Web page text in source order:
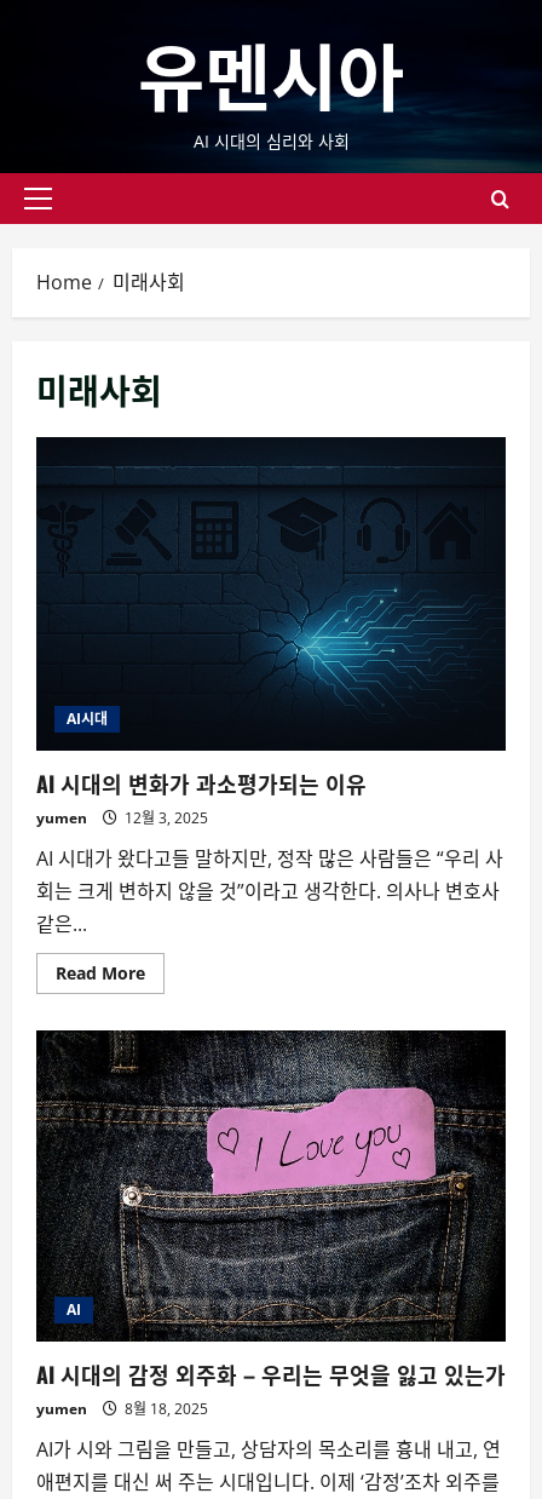
유멘시아
AI 시대의 심리와 사회
Primary
Home 미래사회
미래사회
AI시대
AI 시대의 변화가 과소평가되는 이유
yumen 12월 3, 2025
AI 시대가 왔다고들 말하지만, 정작 많은 사람들은 “우리 사
회는 크게 변하지 않을 것”이라고 생각한다. 의사나 변호사
같은...
Read MoreRead
more
시
의
변
화
가
과
소
평
가
되
는
이
유
AI
AI 시대의 감정 외주화 – 우리는 무엇을 잃고 있는가
yumen 8월 18, 2025
AI가 시와 그림을 만들고, 상담자의 목소리를 흉내 내고, 연
애편지를 대신 써 주는 시대입니다. 이제 ‘감정’조차 외주를